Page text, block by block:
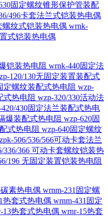
固定螺纹锥形保护管装配
496卡套法兰式铠装热电偶
螺纹式铠装热电偶 wrnk-
式铠装热电偶
铠装热电阻 wrnk-440固定法
120/130无固定装置装配式
定螺纹装配式热电阻 wzp-
式热电阻 wzp-320/330活动法
420/430固定法兰装配式热电
爆装配式热电阻 wzp-620固
式热电阻 wzp-640固定螺纹
506/536/566可动卡套法兰
336/366 可动卡套螺纹铠装热
196 无固定装置铠装热电阻
素热电偶 wrnm-231固定螺
热套式热电偶 wrnm-431固定
13热套式热电偶 wrnr-15热套